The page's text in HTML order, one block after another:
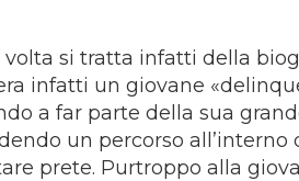
volta si tratta infatti della
infatti un giovane
a far parte della sua
un percorso all’interno
prete. Purtroppo alla